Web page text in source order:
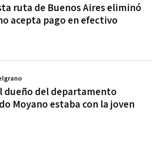
ruta de Buenos Aires eliminó
acepta pago en efectivo
dueño del departamento
Moyano estaba con la joven